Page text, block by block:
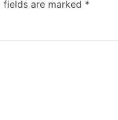
fields are marked *